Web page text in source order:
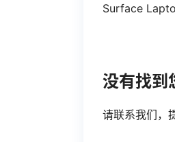
Surface
没有找到
请联系我们，